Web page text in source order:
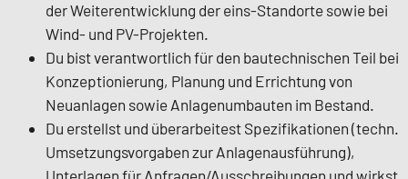
der Weiterentwicklung der eins-Standorte sowie bei
Wind- und PV-Projekten.
Du bist verantwortlich für den bautechnischen Teil bei
Konzeptionierung, Planung und Errichtung von
Neuanlagen sowie Anlagenumbauten im Bestand.
Du erstellst und überarbeitest Spezifikationen (techn.
Umsetzungsvorgaben zur Anlagenausführung),